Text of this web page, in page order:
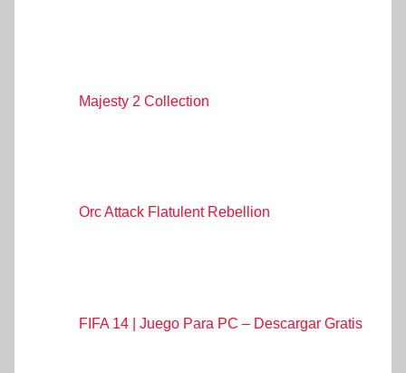
Majesty 2 Collection
Orc Attack Flatulent Rebellion
FIFA 14 | Juego Para PC – Descargar Gratis